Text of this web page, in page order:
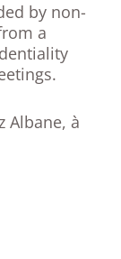
by non-
a
Albane, à